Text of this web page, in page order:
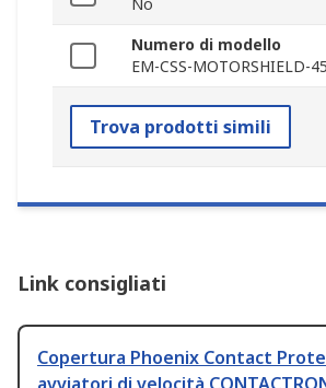
No
Numero di modello
EM-CSS-MOTORSHIELD-45
Trova prodotti simili
Link consigliati
Copertura Phoenix Contact